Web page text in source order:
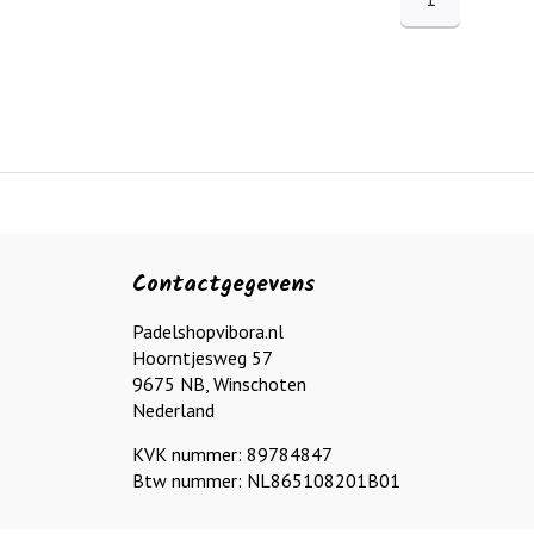
Contactgegevens
Padelshopvibora.nl
Hoorntjesweg 57
9675 NB, Winschoten
Nederland
KVK nummer: 89784847
Btw nummer: NL865108201B01